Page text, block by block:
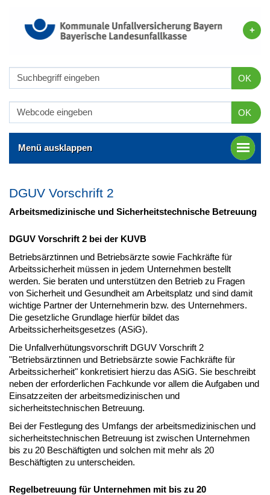
OK
OK
Menü ausklappen
DGUV Vorschrift 2
Arbeitsmedizinische und Sicherheitstechnische Betreuung
DGUV Vorschrift 2 bei der KUVB
Betriebsärztinnen und Betriebsärzte sowie Fachkräfte für
Arbeitssicherheit müssen in jedem Unternehmen bestellt
werden. Sie beraten und unterstützen den Betrieb zu Fragen
von Sicherheit und Gesundheit am Arbeitsplatz und sind damit
wichtige Partner der Unternehmerin bzw. des Unternehmers.
Die gesetzliche Grundlage hierfür bildet das
Arbeitssicherheitsgesetzes (ASiG).
Die Unfallverhütungsvorschrift DGUV Vorschrift 2
"Betriebsärztinnen und Betriebsärzte sowie Fachkräfte für
Arbeitssicherheit" konkretisiert hierzu das ASiG. Sie beschreibt
neben der erforderlichen Fachkunde vor allem die Aufgaben und
Einsatzzeiten der arbeitsmedizinischen und
sicherheitstechnischen Betreuung.
Bei der Festlegung des Umfangs der arbeitsmedizinischen und
sicherheitstechnischen Betreuung ist zwischen Unternehmen
bis zu 20 Beschäftigten und solchen mit mehr als 20
Beschäftigten zu unterscheiden.
Regelbetreuung für Unternehmen mit bis zu 20